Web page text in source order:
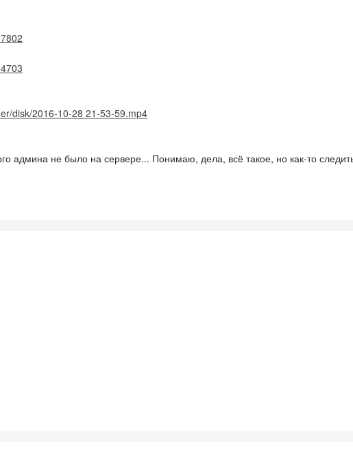
disk/2016-10-28 21-53-59.mp4
админа не было на сервере... Понимаю, дела, всё такое, но как-то